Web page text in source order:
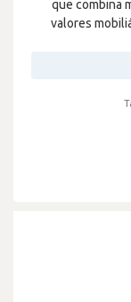
que combina
valores